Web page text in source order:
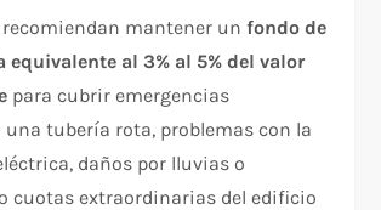
recomiendan mantener unfondo de
equivalente al 3% al 5% del valor
para cubrir emergencias
una tubería rota, problemas con la
daños por lluvias o
cuotas extraordinarias del edificio